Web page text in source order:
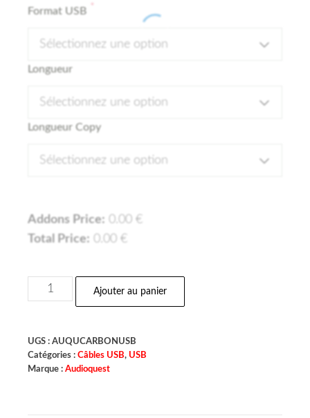
Format USB *
Sélectionnez une option
Longueur
Sélectionnez une option
Longueur Copy
Sélectionnez une option
Addons Price: 0.00 €
Total Price: 0.00 €
Ajouter au panier
UGS : AUQUCARBONUSB
Catégories : Câbles USB, USB
Marque : Audioquest